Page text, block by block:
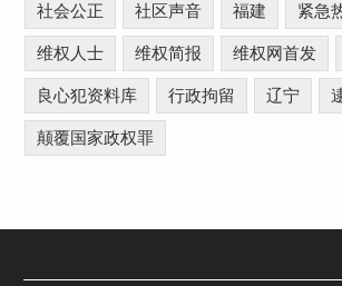
社会公正 社区声音 福建 紧急
维权人士 维权简报 维权网首发
良心犯资料库 行政拘留 辽宁
颠覆国家政权罪